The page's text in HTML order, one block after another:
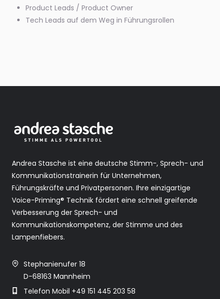
Product Leads / Product Owner
Tech Leads auf dem Weg in Führungsrollen
Andrea Stasche ist eine deutsche Stimm-, Sprech- und
Kommunikationstrainerin für Unternehmen,
Führungskräfte und Privatpersonen. Ihre einzigartige
Voice-Priming® Technik fördert eine schnell greifende
Verbesserung der Sprech- und
Kommunikationskompetenz, der Stimme und des
Lampenfiebers.
Stephanienufer 18
D-68163 Mannheim
Telefon Mobil +49 151 445 203 58